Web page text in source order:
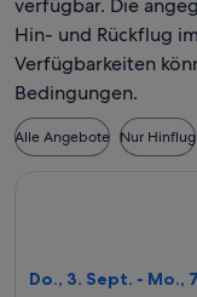
verfügbar. Die
Hin- und Rückflug
Verfügbarkeiten
Bedingungen.
Alle Angebote Nur Hinflug
Do., 3. Sept. - Mo.,